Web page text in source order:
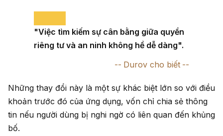
"Việc tìm kiếm sự cân bằng giữa quyền
riêng tư và an ninh không hề dễ dàng".
Durov cho biết
Những thay đổi này là một sự khác biệt lớn so với điều
khoản trước đó của ứng dụng, vốn chỉ chia sẻ thông
tin nếu người dùng bị nghi ngờ có liên quan đến khủng
bố.